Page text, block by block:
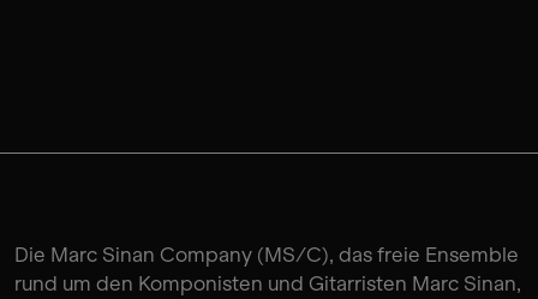
Die Marc Sinan Company (MS/C), das freie Ensemble
rund um den Komponisten und Gitarristen Marc Sinan,